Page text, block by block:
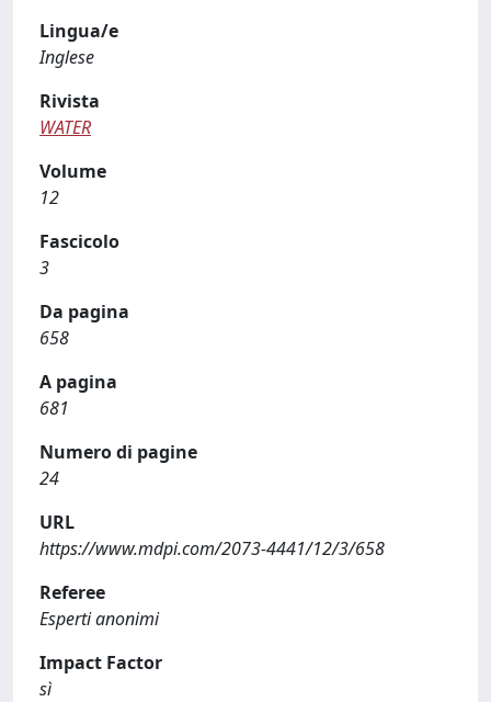
Lingua/e
Inglese
Rivista
WATER
Volume
12
Fascicolo
3
Da pagina
658
A pagina
681
Numero di pagine
24
URL
https://www.mdpi.com/2073-4441/12/3/658
Referee
Esperti anonimi
Impact Factor
sì